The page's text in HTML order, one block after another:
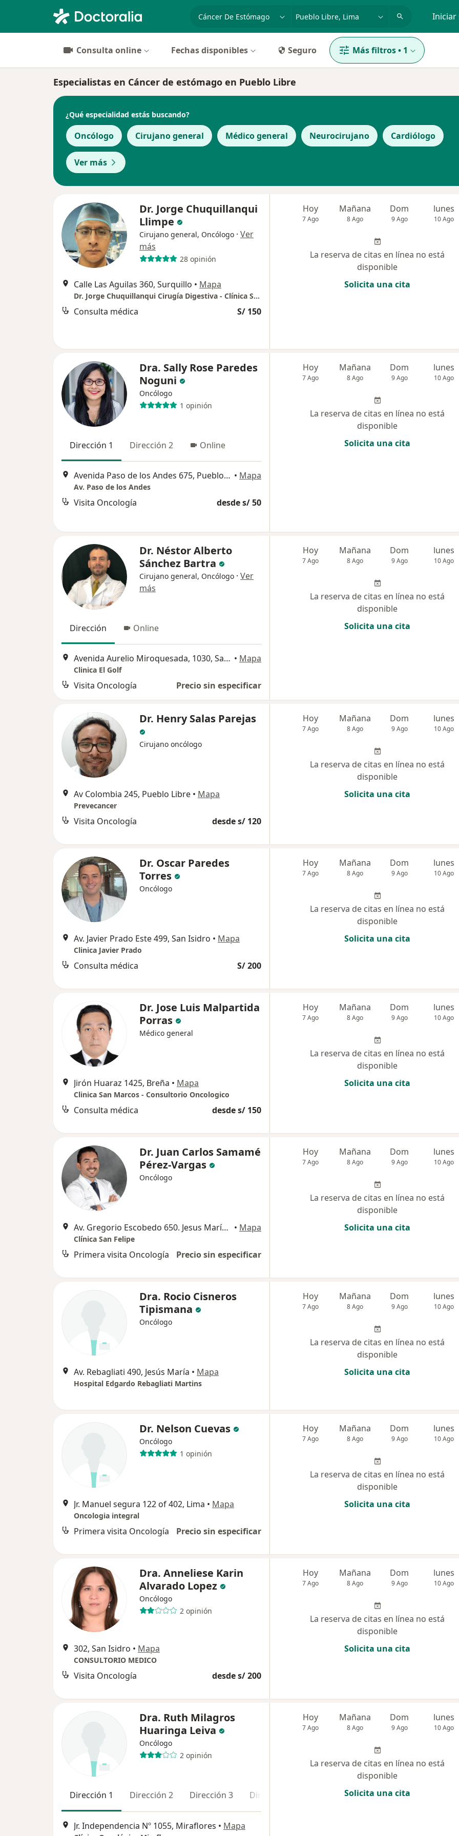
especialidad, enfermedad o nombre Iniciar
Consulta online Fechas disponibles Seguro Más filtros• 1
Especialistas en Cáncer de estómago en Pueblo Libre
¿Qué especialidad estás buscando?
Oncólogo Cirujano general Médico general Neurocirujano Cardiólogo
Ver más
Dr. Jorge Chuquillanqui
Llimpe
Cirujano general, Oncólogo · Ver
más
28 opinión
Calle Las Aguilas 360, Surquillo • Mapa
Dr. Jorge Chuquillanqui Cirugía Digestiva - Clínica Santa María
Consulta médica S/ 150
Hoy
7 Ago
Mañana
8 Ago
Dom
9 Ago
lunes
10 Ago
La reserva de citas en línea no está
disponible
Solicita una cita
Dra. Sally Rose Paredes
Noguni
Oncólogo
1 opinión
Dirección 1 Dirección 2 Online
Avenida Paso de los Andes 675, Pueblo Libre • Mapa
Av. Paso de los Andes
Visita Oncología desde s/ 50
Hoy
7 Ago
Mañana
8 Ago
Dom
9 Ago
lunes
10 Ago
La reserva de citas en línea no está
disponible
Solicita una cita
Dr. Néstor Alberto
Sánchez Bartra
Cirujano general, Oncólogo · Ver
más
Dirección Online
Avenida Aurelio Miroquesada, 1030, San Isidro • Mapa
Clinica El Golf
Visita Oncología Precio sin especificar
Hoy
7 Ago
Mañana
8 Ago
Dom
9 Ago
lunes
10 Ago
La reserva de citas en línea no está
disponible
Solicita una cita
Dr. Henry Salas Parejas
Cirujano oncólogo
Av Colombia 245, Pueblo Libre • Mapa
Prevecancer
Visita Oncología desde s/ 120
Hoy
7 Ago
Mañana
8 Ago
Dom
9 Ago
lunes
10 Ago
La reserva de citas en línea no está
disponible
Solicita una cita
Dr. Oscar Paredes
Torres
Oncólogo
Av. Javier Prado Este 499, San Isidro • Mapa
Clinica Javier Prado
Consulta médica S/ 200
Hoy
7 Ago
Mañana
8 Ago
Dom
9 Ago
lunes
10 Ago
La reserva de citas en línea no está
disponible
Solicita una cita
Dr. Jose Luis Malpartida
Porras
Médico general
Jirón Huaraz 1425, Breña • Mapa
Clinica San Marcos - Consultorio Oncologico
Consulta médica desde s/ 150
Hoy
7 Ago
Mañana
8 Ago
Dom
9 Ago
lunes
10 Ago
La reserva de citas en línea no está
disponible
Solicita una cita
Dr. Juan Carlos Samamé
Pérez-Vargas
Oncólogo
Av. Gregorio Escobedo 650. Jesus María, Lima • Mapa
Clínica San Felipe
Primera visita Oncología Precio sin especificar
Hoy
7 Ago
Mañana
8 Ago
Dom
9 Ago
lunes
10 Ago
La reserva de citas en línea no está
disponible
Solicita una cita
Dra. Rocio Cisneros
Tipismana
Oncólogo
Av. Rebagliati 490, Jesús María • Mapa
Hospital Edgardo Rebagliati Martins
Hoy
7 Ago
Mañana
8 Ago
Dom
9 Ago
lunes
10 Ago
La reserva de citas en línea no está
disponible
Solicita una cita
Dr. Nelson Cuevas
Oncólogo
1 opinión
Jr. Manuel segura 122 of 402, Lima • Mapa
Oncologia integral
Primera visita Oncología Precio sin especificar
Hoy
7 Ago
Mañana
8 Ago
Dom
9 Ago
lunes
10 Ago
La reserva de citas en línea no está
disponible
Solicita una cita
Dra. Anneliese Karin
Alvarado Lopez
Oncólogo
2 opinión
302, San Isidro • Mapa
CONSULTORIO MEDICO
Visita Oncología desde s/ 200
Hoy
7 Ago
Mañana
8 Ago
Dom
9 Ago
lunes
10 Ago
La reserva de citas en línea no está
disponible
Solicita una cita
Dra. Ruth Milagros
Huaringa Leiva
Oncólogo
2 opinión
Dirección 1 Dirección 2 Dirección 3 Dirección 4
Jr. Independencia Nº 1055, Miraflores • Mapa
Hoy
7 Ago
Mañana
8 Ago
Dom
9 Ago
lunes
10 Ago
La reserva de citas en línea no está
disponible
Solicita una cita